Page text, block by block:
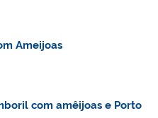
Ameijoas
com amêijoas e Porto